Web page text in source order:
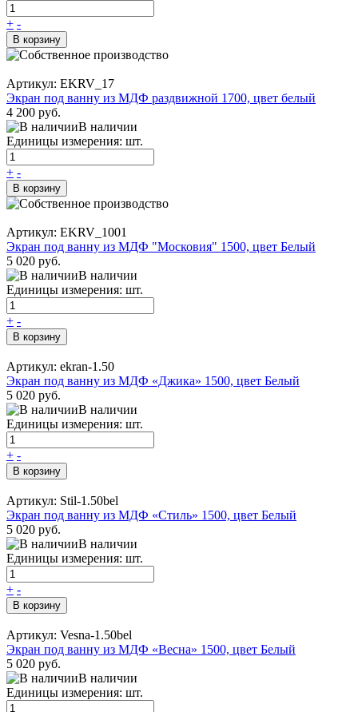
+ -
В корзину
Артикул: EKRV_17
Экран под ванну из МДФ раздвижной 1700, цвет белый
4 200 руб.
В наличии
Единицы измерения: шт.
+ -
В корзину
Артикул: EKRV_1001
Экран под ванну из МДФ "Московия" 1500, цвет Белый
5 020 руб.
В наличии
Единицы измерения: шт.
+ -
В корзину
Артикул: ekran-1.50
Экран под ванну из МДФ «Джика» 1500, цвет Белый
5 020 руб.
В наличии
Единицы измерения: шт.
+ -
В корзину
Артикул: Stil-1.50bel
Экран под ванну из МДФ «Стиль» 1500, цвет Белый
5 020 руб.
В наличии
Единицы измерения: шт.
+ -
В корзину
Артикул: Vesna-1.50bel
Экран под ванну из МДФ «Весна» 1500, цвет Белый
5 020 руб.
В наличии
Единицы измерения: шт.